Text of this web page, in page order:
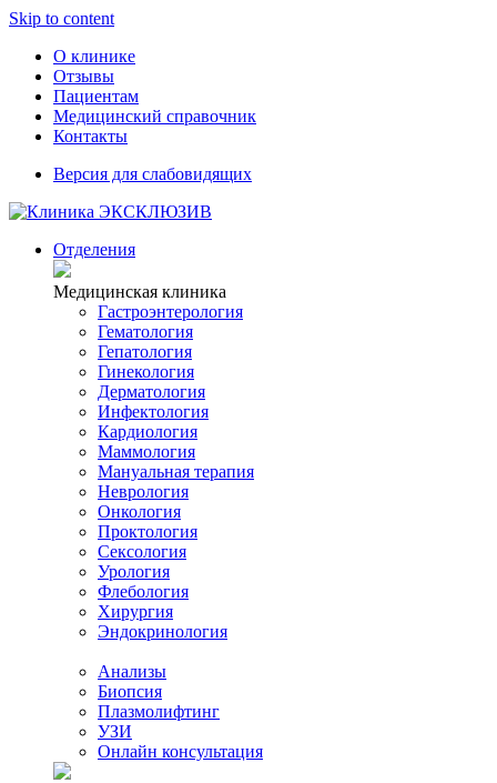
Skip to content
О клинике
Отзывы
Пациентам
Медицинский справочник
Контакты
Версия для слабовидящих
Отделения
Медицинская клиника
Гастроэнтерология
Гематология
Гепатология
Гинекология
Дерматология
Инфектология
Кардиология
Маммология
Мануальная терапия
Неврология
Онкология
Проктология
Сексология
Урология
Флебология
Хирургия
Эндокринология
Анализы
Биопсия
Плазмолифтинг
УЗИ
Онлайн консультация